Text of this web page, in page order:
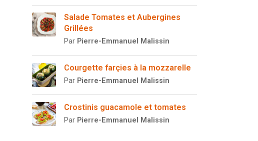
Salade Tomates et Aubergines
Grillées
Par Pierre-Emmanuel Malissin
Courgette farçies à la mozzarelle
Par Pierre-Emmanuel Malissin
Crostinis guacamole et tomates
Par Pierre-Emmanuel Malissin